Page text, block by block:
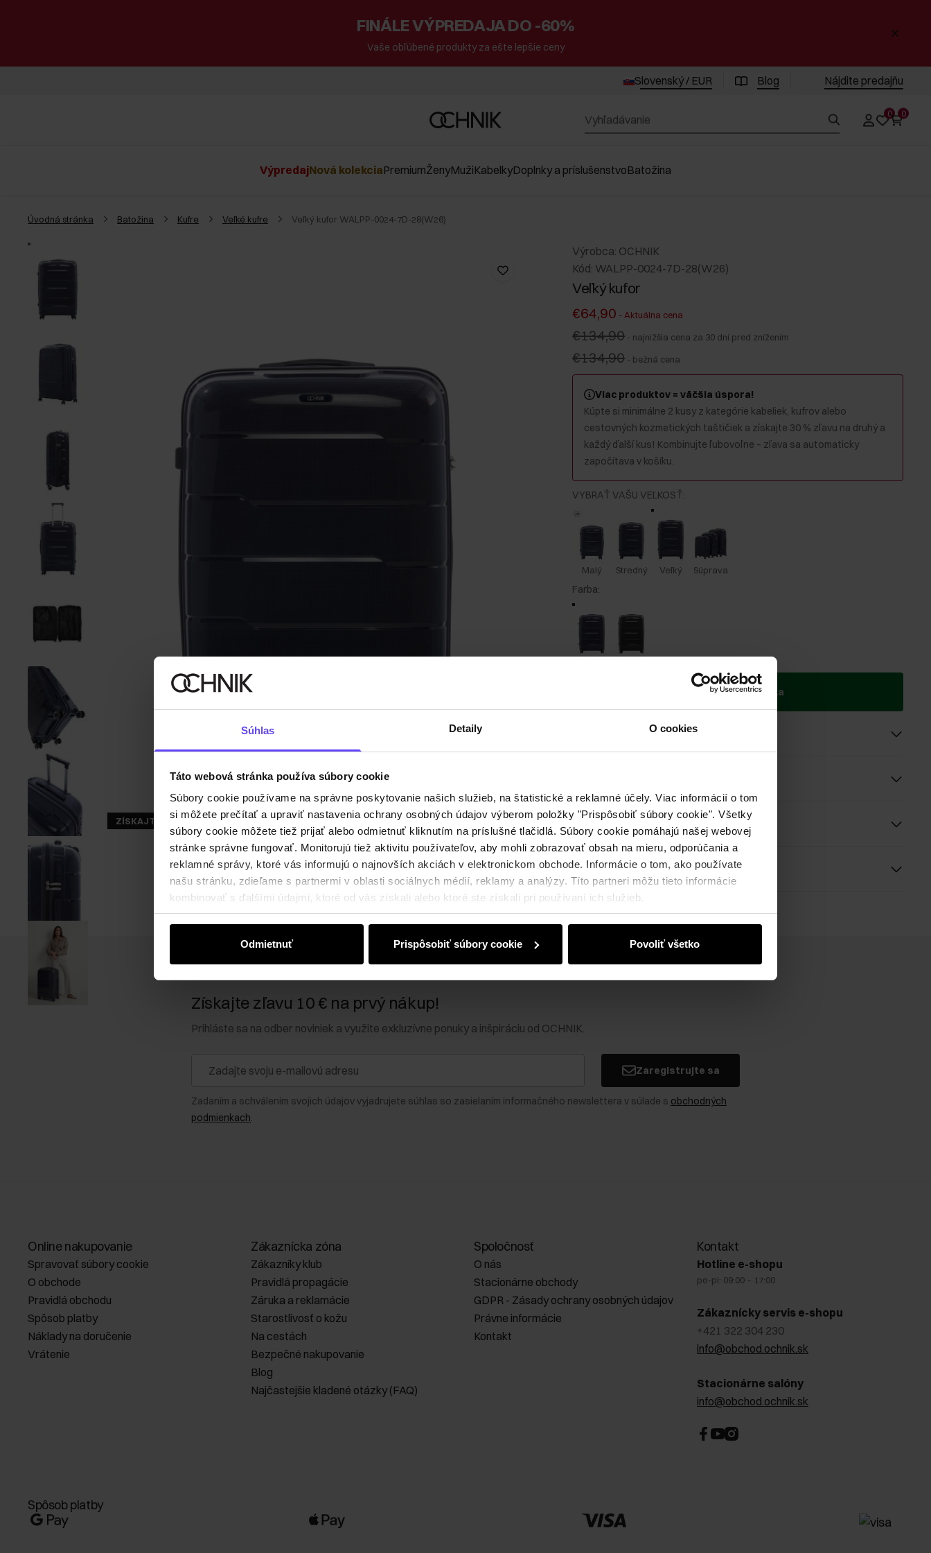
Súhlas Detaily O cookies
Táto webová stránka používa súbory cookie
Súbory cookie používame na správne poskytovanie našich služieb, na štatistické a reklamné účely. Viac informácií o tom
si môžete prečítať a upraviť nastavenia ochrany osobných údajov výberom položky "Prispôsobiť súbory cookie". Všetky
súbory cookie môžete tiež prijať alebo odmietnuť kliknutím na príslušné tlačidlá. Súbory cookie pomáhajú našej webovej
stránke správne fungovať. Monitorujú tiež aktivitu používateľov, aby mohli zobrazovať obsah na mieru, odporúčania a
reklamné správy, ktoré vás informujú o najnovších akciách v elektronickom obchode. Informácie o tom, ako používate
našu stránku, zdieľame s partnermi v oblasti sociálnych médií, reklamy a analýzy. Títo partneri môžu tieto informácie
kombinovať s ďalšími údajmi, ktoré od vás získali alebo ktoré ste získali pri používaní ich služieb.
Odmietnuť Prispôsobiť súbory cookie Povoliť všetko
FINÁLE VÝPREDAJA DO -60%
Vaše obľúbené produkty za ešte lepšie ceny
Slovenský / EUR Blog Nájdite predajňu
0 0
VýpredajNová kolekciaPremiumŽenyMužiKabelkyDoplnky a príslušenstvoBatožina
Úvodná stránka Batožina Kufre Veľké kufre Veľký kufor WALPP-0024-7D-28(W26)
ZÍSKAJTE -30%
Výrobca: OCHNIK
Kód: WALPP-0024-7D-28(W26)
Veľký kufor
€64,90 - Aktuálna cena
€134,90 - najnižšia cena za 30 dní pred znížením
€134,90 - bežná cena
Viac produktov = väčšia úspora!
Kúpte si minimálne 2 kusy z kategórie kabeliek, kufrov alebo
cestovných kozmetických taštičiek a získajte 30 % zľavu na druhý a
každý ďalší kus! Kombinujte ľubovoľne – zľava sa automaticky
započítava v košíku.
VYBRAŤ VAŠU VEĽKOSŤ:
Malý Stredný Veľký Súprava
Farba:
Pridať do košíka
Popis produktu
Zloženie a rozmery
Recenzie
Získajte zľavu 10 € na prvý nákup!
Prihláste sa na odber noviniek a využite exkluzívne ponuky a inšpiráciu od OCHNIK.
Zaregistrujte sa
Zadaním a schválením svojich údajov vyjadrujete súhlas so zasielaním informačného newslettera v súlade s obchodných
podmienkach.
Online nakupovanie
Spravovať súbory cookie
O obchode
Pravidlá obchodu
Spôsob platby
Náklady na doručenie
Vrátenie
Zákaznícka zóna
Zákazníky klub
Pravidlá propagácie
Záruka a reklamácie
Starostlivosť o kožu
Na cestách
Bezpečné nakupovanie
Blog
Najčastejšie kladené otázky (FAQ)
Spoločnosť
O nás
Stacionárne obchody
GDPR - Zásady ochrany osobných údajov
Právne informácie
Kontakt
Kontakt
Hotline e-shopu
po-pi: 09:00 – 17:00
Zákaznícky servis e-shopu
+421 322 304 230
info@obchod.ochnik.sk
Stacionárne salóny
info@obchod.ochnik.sk
Spôsob platby